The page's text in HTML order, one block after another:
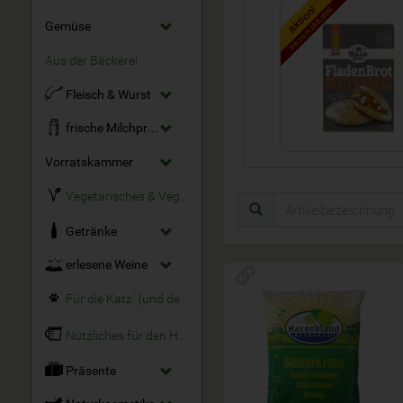
Gemüse
Aus der Bäckerei
Fleisch & Wurst
frische Milchprodukte
Vorratskammer
Getränke
erlesene Weine
Für die Katz´ (und den Hund)
Präsente
Aktion!
bis zum 15.8.2026